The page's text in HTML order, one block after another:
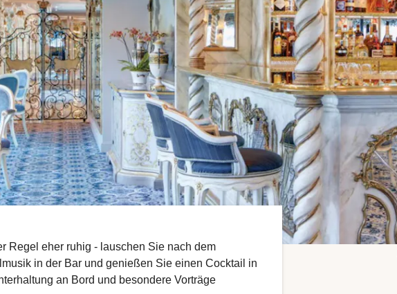
Regel eher ruhig - lauschen Sie nach dem
in der Bar und genießen Sie einen Cocktail in
an Bord und besondere Vorträge